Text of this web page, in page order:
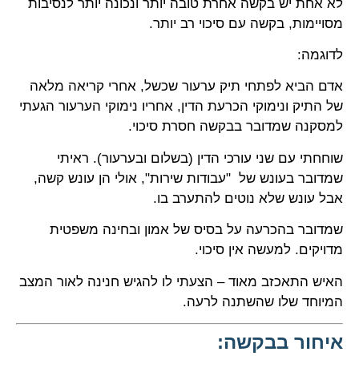
לא אחת יש בקשה אחרת טובה יותר ונכונה יותר לנסיבות
מסויימות, בקשה עם סיכוי רב יותר.
לדוגמה:
אדם הביא לפתחי תיק ערעור שכשל, אחרי קריאה מלאה
של התיק ונימוקי הכרעת הדין, אחריו נימוקי הערעור הגעתי
למסקנה שמדובר בבקשה חסרת סיכוי.
שוחחתי עם שני עורכי הדין (בשלום ובערעור). ראיתי
שמדובר בעונש של "עבודות שירות", אולי הן עונש קשה,
אבל עונש שלא נוטים להתערב בו.
שמדובר בהכרעה על בסיס של אמון ובחינה משפטית
מדויקים. למעשה אין סיכוי.
האיש התאכזב מאוד – הצעתי לו להגיש חנינה לאור המצב
המיוחד שלו שהשתנה לרעה.
איחור בבקשה: